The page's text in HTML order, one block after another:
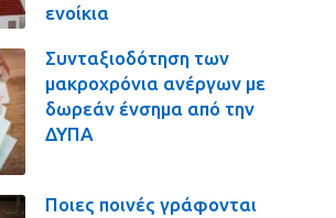
ενοίκια
Συνταξιοδότηση των
μακροχρόνια ανέργων με
δωρεάν ένσημα από την
ΔΥΠΑ
Ποιες ποινές γράφονται